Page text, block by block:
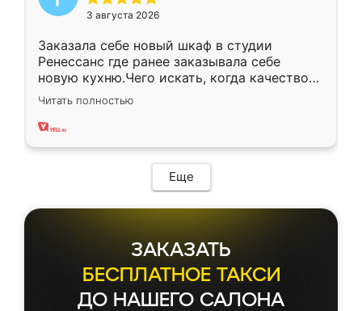
3 августа 2026
Заказала себе новый шкаф в студии
Ренессанс где ранее заказывала себе
новую кухню.Чего искать, когда качеством
вполне довольна. Служит кухня уже почти
два года, нареканий нет.
Читать полностью
Еще
ЗАКАЗАТЬ
БЕСПЛАТНОЕ ТАКСИ
ДО НАШЕГО САЛОНА